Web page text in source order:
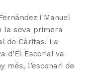
i Manuel
la seva primera
de Càritas. La
d’El Escorial va
més, l’escenari de